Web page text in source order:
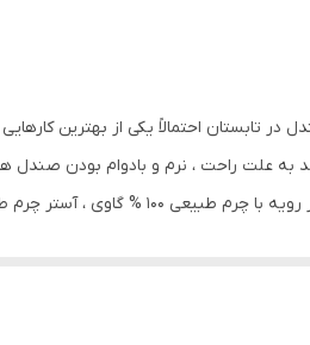
در تابستان احتمالاً یکی از بهترین
به علت راحت ، نرم و بادوام بودن صندل
این صندل از رویه با